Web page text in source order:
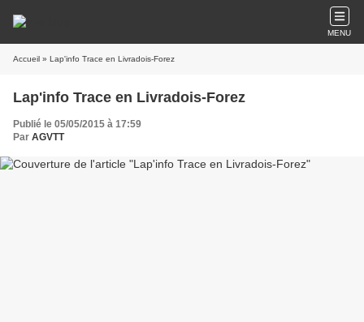
MENU
Accueil » Lap'info Trace en Livradois-Forez
Lap'info Trace en Livradois-Forez
Publié le 05/05/2015 à 17:59
Par AGVTT